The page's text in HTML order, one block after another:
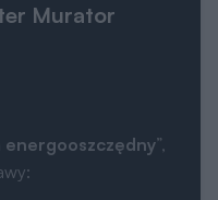
Murator
energooszczędny”,